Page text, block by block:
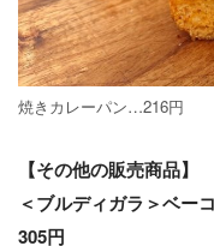
焼きカレーパン…216円
【その他の販売商品】
＜ブルディガラ＞ベ
305円